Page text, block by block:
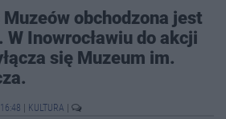
obchodzona jest
Inowrocławiu do akcji
się Muzeum im.
KULTURA